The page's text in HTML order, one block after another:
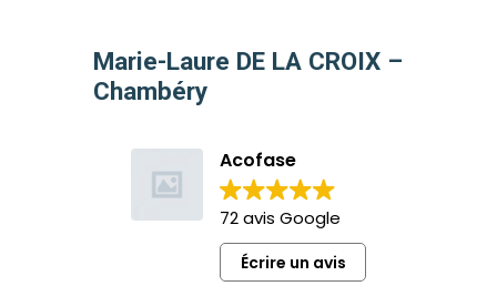
Marie-Laure DE LA CROIX –
Chambéry
Acofase
72 avis Google
Écrire un avis